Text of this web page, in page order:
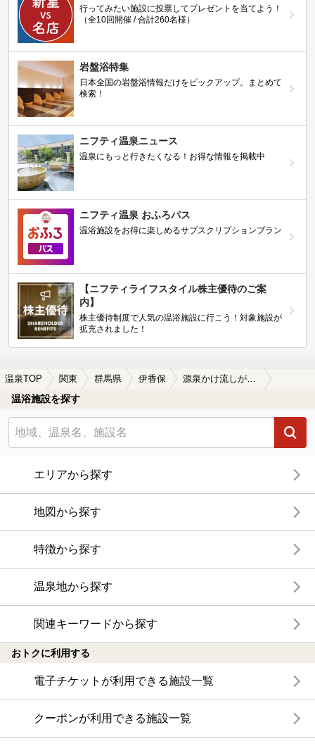
行ってみたい施設に投票してプレゼントを当てよう！
（全10回開催 / 合計260名様）
岩盤浴特集
日本全国の岩盤浴情報だけをピックアップ。まとめて
検索！
ニフティ温泉ニュース
温泉にもっと行きたくなる！お得な情報を掲載中
ニフティ温泉 おふろパス
温浴施設をお得に楽しめるサブスクリプションプラン
【ニフティライフスタイル株主優待のご案
内】
株主優待制度で人気の温浴施設に行こう！対象施設が
拡充されました！
温泉TOP 関東 群馬県 伊香保 源泉かけ流しが楽しめる伊香保の温泉、日帰り温泉、スーパー銭湯おすすめ
温浴施設を探す
エリアから探す
地図から探す
特徴から探す
温泉地から探す
関連キーワードから探す
おトクに利用する
電子チケットが利用できる施設一覧
クーポンが利用できる施設一覧